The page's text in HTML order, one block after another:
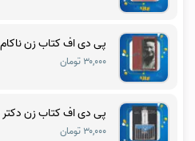
پی دی اف کتاب زن
۳۰,۰۰۰ تومان
پی دی اف کتاب زن
۳۰,۰۰۰ تومان